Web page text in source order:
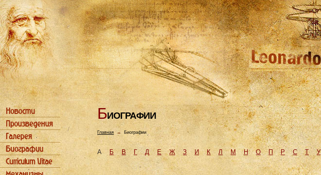
БИОГРАФИИ
Главная→ Биографии
АБ В Г Д Е Ж З И К Л М H О П Р С Т У